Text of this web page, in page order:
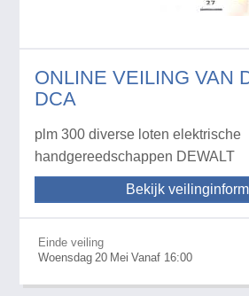
ONLINE VEILING VAN
DCA
plm 300 diverse loten elektrische
handgereedschappen DEWALT
Bekijk
Einde veiling
Woensdag 20 Mei Vanaf 16:00